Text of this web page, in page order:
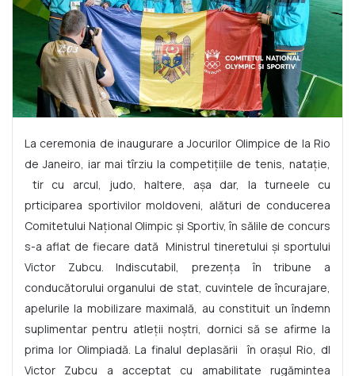
La ceremonia de inaugurare a Jocurilor Olimpice de la Rio
de Janeiro, iar mai tîrziu la competițiile de tenis, natație,
tir cu arcul, judo, haltere, așa dar, la turneele cu
prticiparea sportivilor moldoveni, alături de conducerea
Comitetului Național Olimpic și Sportiv, în sălile de concurs
s-a aflat de fiecare dată Ministrul tineretului și sportului
Victor Zubcu. Indiscutabil, prezența în tribune a
conducătorului organului de stat, cuvintele de încurajare,
apelurile la mobilizare maximală, au constituit un îndemn
suplimentar pentru atleții noștri, dornici să se afirme la
prima lor Olimpiadă. La finalul deplasării în orașul Rio, dl
Victor Zubcu a acceptat cu amabilitate rugămintea